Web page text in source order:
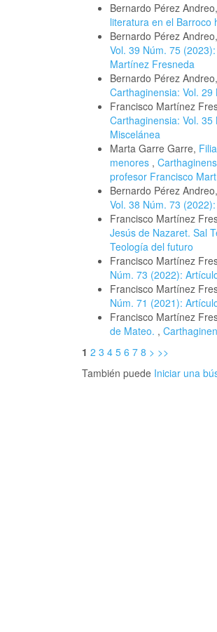
Bernardo Pérez Andreo,
literatura en el Barroco
Bernardo Pérez Andreo,
Vol. 39 Núm. 75
Martínez Fresneda
Bernardo Pérez Andreo,
Carthaginensia: Vol.
Francisco Martínez
Carthaginensia: Vol.
Miscelánea
Marta Garre Garre,
menores ,
profesor Francisco
Bernardo Pérez Andreo,
Vol. 38 Núm. 73
Francisco Martínez
Jesús de Nazaret. Sal
Teología del futuro
Francisco Martínez
Núm. 73 (2022):
Francisco Martínez
Núm. 71 (2021):
Francisco Martínez
de Mateo. ,
1 2 3 4 5 6 7 8 > >>
También puede Iniciar una